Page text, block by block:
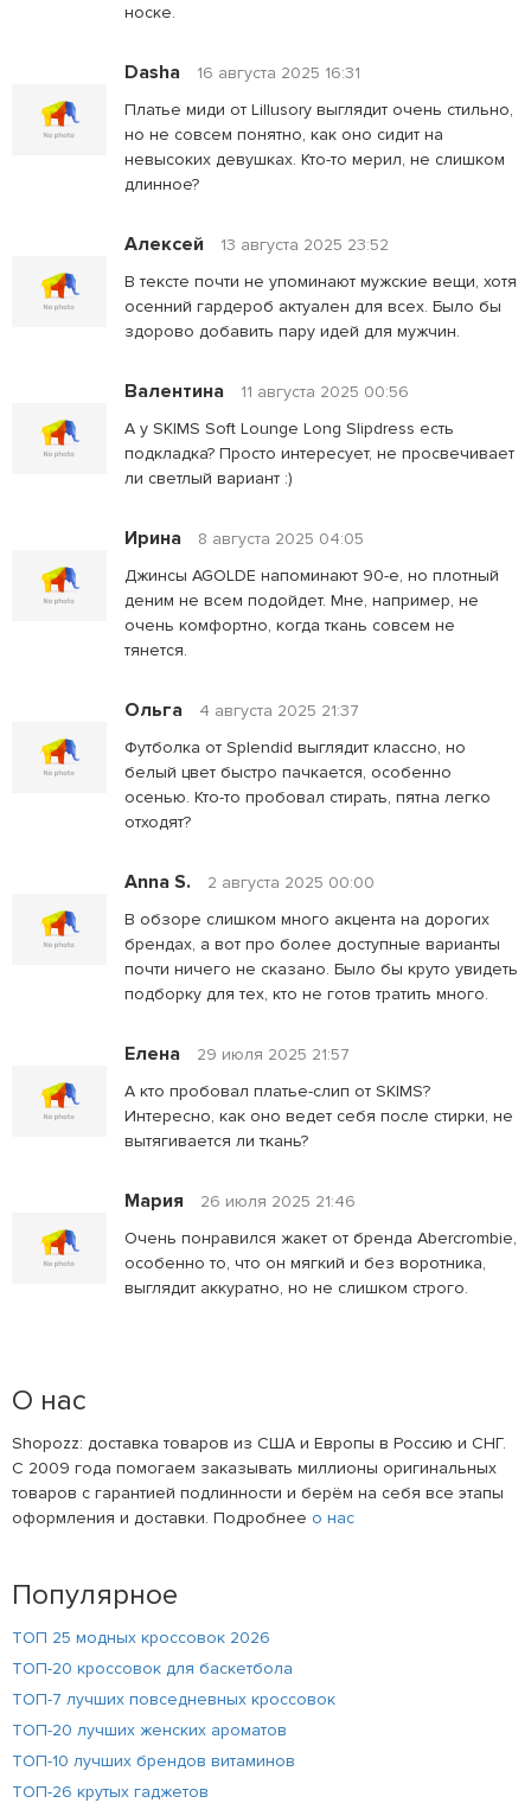
носке.
Dasha
16 августа 2025 16:31
Платье миди от Lillusory выглядит очень стильно,
но не совсем понятно, как оно сидит на
невысоких девушках. Кто-то мерил, не слишком
длинное?
Алексей
13 августа 2025 23:52
В тексте почти не упоминают мужские вещи, хотя
осенний гардероб актуален для всех. Было бы
здорово добавить пару идей для мужчин.
Валентина
11 августа 2025 00:56
А у SKIMS Soft Lounge Long Slipdress есть
подкладка? Просто интересует, не просвечивает
ли светлый вариант :)
Ирина
8 августа 2025 04:05
Джинсы AGOLDE напоминают 90-е, но плотный
деним не всем подойдет. Мне, например, не
очень комфортно, когда ткань совсем не
тянется.
Ольга
4 августа 2025 21:37
Футболка от Splendid выглядит классно, но
белый цвет быстро пачкается, особенно
осенью. Кто-то пробовал стирать, пятна легко
отходят?
Anna S.
2 августа 2025 00:00
В обзоре слишком много акцента на дорогих
брендах, а вот про более доступные варианты
почти ничего не сказано. Было бы круто увидеть
подборку для тех, кто не готов тратить много.
Елена
29 июля 2025 21:57
А кто пробовал платье-слип от SKIMS?
Интересно, как оно ведет себя после стирки, не
вытягивается ли ткань?
Мария
26 июля 2025 21:46
Очень понравился жакет от бренда Abercrombie,
особенно то, что он мягкий и без воротника,
выглядит аккуратно, но не слишком строго.
О нас
Shopozz: доставка товаров из США и Европы в Россию и СНГ.
С 2009 года помогаем заказывать миллионы оригинальных
товаров с гарантией подлинности и берём на себя все этапы
оформления и доставки. Подробнее о нас
Популярное
ТОП 25 модных кроссовок 2026
ТОП-20 кроссовок для баскетбола
ТОП-7 лучших повседневных кроссовок
ТОП-20 лучших женских ароматов
ТОП-10 лучших брендов витаминов
ТОП-26 крутых гаджетов